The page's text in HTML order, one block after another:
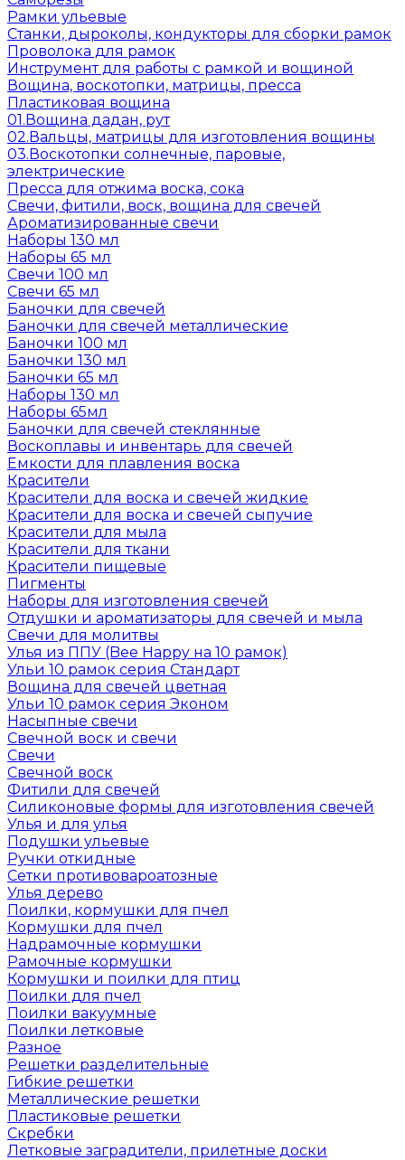
Рамки ульевые
Станки, дыроколы, кондукторы для сборки рамок
Проволока для рамок
Инструмент для работы с рамкой и вощиной
Вощина, воскотопки, матрицы, пресса
Пластиковая вощина
01.Вощина дадан, рут
02.Вальцы, матрицы для изготовления вощины
03.Воскотопки солнечные, паровые,
электрические
Пресса для отжима воска, сока
Свечи, фитили, воск, вощина для свечей
Ароматизированные свечи
Наборы 130 мл
Наборы 65 мл
Свечи 100 мл
Свечи 65 мл
Баночки для свечей
Баночки для свечей металлические
Баночки 100 мл
Баночки 130 мл
Баночки 65 мл
Наборы 130 мл
Наборы 65мл
Баночки для свечей стеклянные
Воскоплавы и инвентарь для свечей
Емкости для плавления воска
Красители
Красители для воска и свечей жидкие
Красители для воска и свечей сыпучие
Красители для мыла
Красители для ткани
Красители пищевые
Пигменты
Наборы для изготовления свечей
Отдушки и ароматизаторы для свечей и мыла
Свечи для молитвы
Улья из ППУ (Bee Happy на 10 рамок)
Ульи 10 рамок серия Стандарт
Вощина для свечей цветная
Ульи 10 рамок серия Эконом
Насыпные свечи
Свечной воск и свечи
Свечи
Свечной воск
Фитили для свечей
Силиконовые формы для изготовления свечей
Улья и для улья
Подушки ульевые
Ручки откидные
Сетки противовароатозные
Улья дерево
Поилки, кормушки для пчел
Кормушки для пчел
Надрамочные кормушки
Рамочные кормушки
Кормушки и поилки для птиц
Поилки для пчел
Поилки вакуумные
Поилки летковые
Разное
Решетки разделительные
Гибкие решетки
Металлические решетки
Пластиковые решетки
Скребки
Летковые заградители, прилетные доски